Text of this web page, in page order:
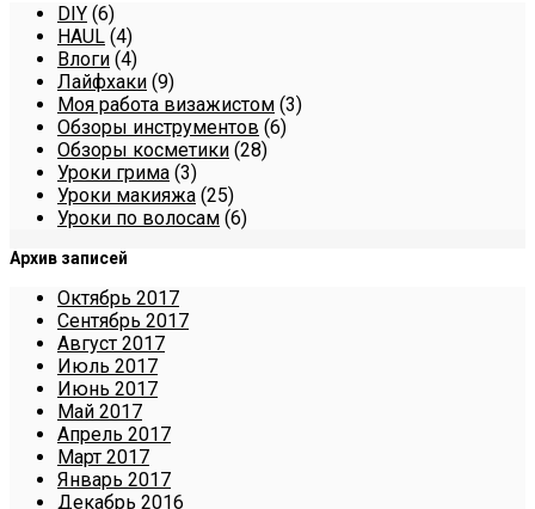
DIY (6)
HAUL (4)
Влоги (4)
Лайфхаки (9)
Моя работа визажистом (3)
Обзоры инструментов (6)
Обзоры косметики (28)
Уроки грима (3)
Уроки макияжа (25)
Уроки по волосам (6)
Архив записей
Октябрь 2017
Сентябрь 2017
Август 2017
Июль 2017
Июнь 2017
Май 2017
Апрель 2017
Март 2017
Январь 2017
Декабрь 2016